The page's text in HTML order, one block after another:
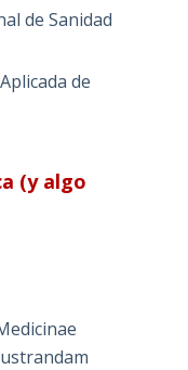
de Sanidad
de
(y algo